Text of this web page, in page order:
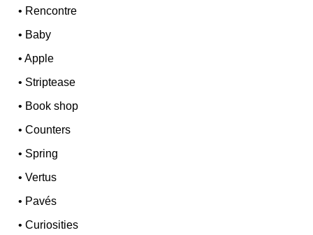
• Rencontre
• Baby
•Apple
• Striptease
• Book shop
•Counters
• Spring
•Vertus
• Pavés
•Curiosities